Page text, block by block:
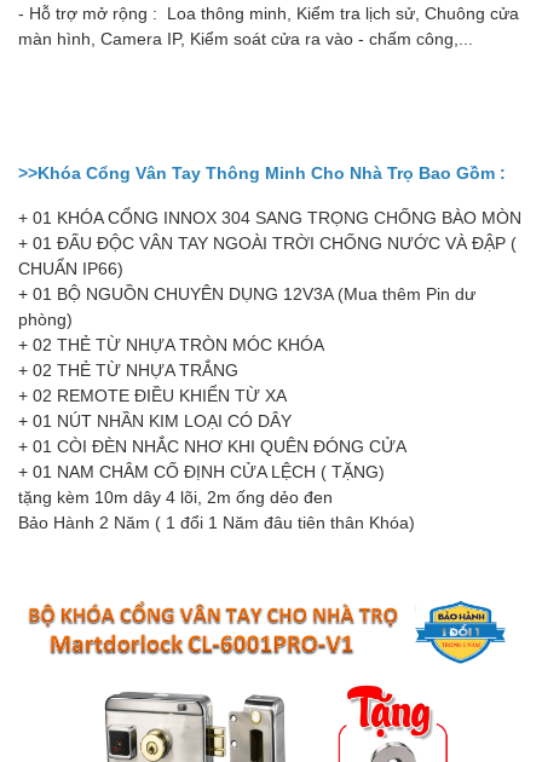
- Hỗ trợ mở rộng : Loa thông minh, Kiểm tra lịch sử, Chuông cửa
màn hình, Camera IP, Kiểm soát cửa ra vào - chấm công,...
>>Khóa Cổng Vân Tay Thông Minh Cho Nhà Trọ Bao Gồm :
+ 01 KHÓA CỔNG INNOX 304 SANG TRỌNG CHỐNG BÀO MÒN
+ 01 ĐẤU ĐỘC VÂN TAY NGOÀI TRỜI CHỐNG NƯỚC VÀ ĐẬP (
CHUẨN IP66)
+ 01 BỘ NGUỒN CHUYÊN DỤNG 12V3A (Mua thêm Pin dư
phòng)
+ 02 THẺ TỪ NHỰA TRÒN MÓC KHÓA
+ 02 THẺ TỪ NHỰA TRẮNG
+ 02 REMOTE ĐIỀU KHIỂN TỪ XA
+ 01 NÚT NHẦN KIM LOẠI CÓ DÂY
+ 01 CÒI ĐÈN NHẮC NHƠ KHI QUÊN ĐÓNG CỬA
+ 01 NAM CHÂM CỐ ĐỊNH CỬA LỆCH ( TẶNG)
tặng kèm 10m dây 4 lõi, 2m ống dẻo đen
Bảo Hành 2 Năm ( 1 đổi 1 Năm đâu tiên thân Khóa)